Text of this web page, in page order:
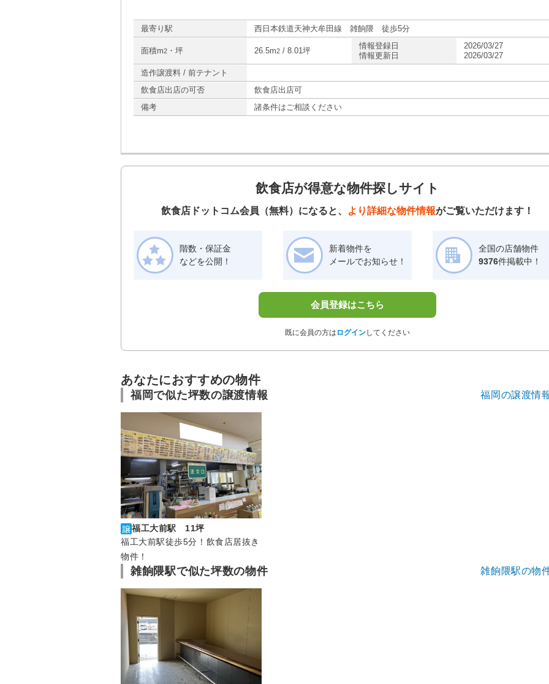
大橋駅の店舗物件・貸店舗・テナント一覧
最寄り駅 西日本鉄道天神大牟田線 雑餉隈 徒歩5分
面積m2 ・坪 26.5m2 / 8.01坪
情報登録日
情報更新日
2026/03/27
2026/03/27
造作譲渡料 / 前テナント
飲食店出店の可否
飲食店出店可
備考
諸条件はご相談ください
飲食店が得意な物件探しサイト
飲食店ドットコム会員（無料）になると、 より詳細な物件情報がご覧いただけます！
階数・保証金
などを公開！
新着物件を
メールでお知らせ！
全国の店舗物件
9376件掲載中！
会員登録はこちら
既に会員の方は ログインしてください
あなたにおすすめの物件
福岡で似た坪数の譲渡情報 福岡の譲渡情
福工大前駅 11坪
福工大前駅徒歩5分！飲食店居抜き
物件！
雑餉隈駅で似た坪数の物件 雑餉隈駅の物